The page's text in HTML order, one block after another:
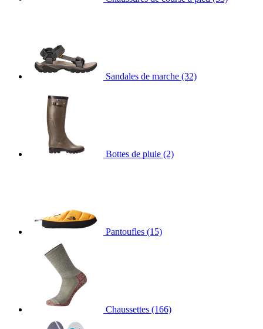
Sandales de marche (32)
Bottes de pluie (2)
Pantoufles (15)
Chaussettes (166)